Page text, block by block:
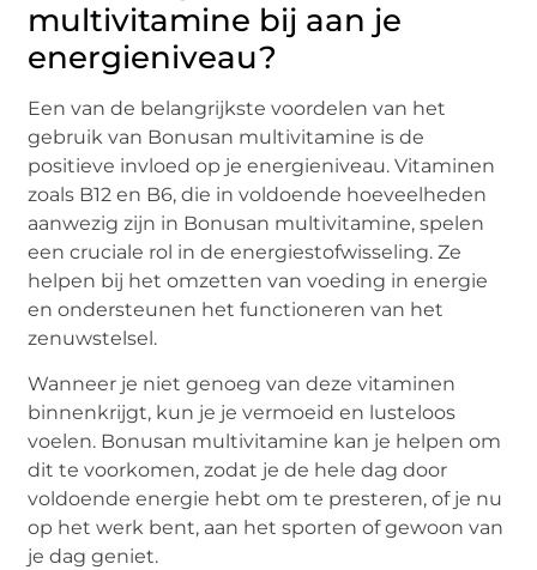
multivitamine bij aan je
energieniveau?
Een van de belangrijkste voordelen van het
gebruik van Bonusan multivitamine is de
positieve invloed op je energieniveau. Vitaminen
zoals B12 en B6, die in voldoende hoeveelheden
aanwezig zijn in Bonusan multivitamine, spelen
een cruciale rol in de energiestofwisseling. Ze
helpen bij het omzetten van voeding in energie
en ondersteunen het functioneren van het
zenuwstelsel.
Wanneer je niet genoeg van deze vitaminen
binnenkrijgt, kun je je vermoeid en lusteloos
voelen. Bonusan multivitamine kan je helpen om
dit te voorkomen, zodat je de hele dag door
voldoende energie hebt om te presteren, of je nu
op het werk bent, aan het sporten of gewoon van
je dag geniet.